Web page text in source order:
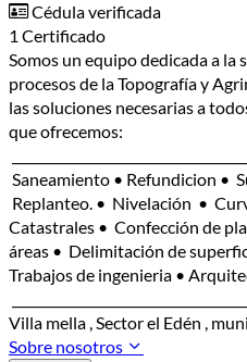
Cédula verificada
1 Certificado
Somos un equipo dedicada a la
procesos de la Topografía y
las soluciones necesarias a
que ofrecemos:
Saneamiento • Refundicion •
Replanteo. • Nivelación •
Catastrales • Confección de
áreas • Delimitación de
Trabajos de ingenieria •
Villa mella , Sector el Edén ,
Sobre nosotros